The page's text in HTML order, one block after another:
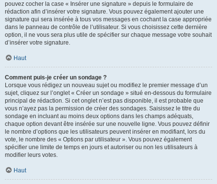
pouvez cocher la case « Insérer une signature » depuis le formulaire de
rédaction afin d’insérer votre signature. Vous pouvez également ajouter une
signature qui sera insérée à tous vos messages en cochant la case appropriée
dans le panneau de contrôle de l’utilisateur. Si vous choisissez cette dernière
option, il ne vous sera plus utile de spécifier sur chaque message votre souhait
d’insérer votre signature.
Haut
Comment puis-je créer un sondage ?
Lorsque vous rédigez un nouveau sujet ou modifiez le premier message d’un
sujet, cliquez sur l’onglet « Créer un sondage » situé en-dessous du formulaire
principal de rédaction. Si cet onglet n’est pas disponible, il est probable que
vous n’ayez pas la permission de créer des sondages. Saisissez le titre du
sondage en incluant au moins deux options dans les champs adéquats,
chaque option devant être insérée sur une nouvelle ligne. Vous pouvez définir
le nombre d’options que les utilisateurs peuvent insérer en modifiant, lors du
vote, le nombre des « Options par utilisateur ». Vous pouvez également
spécifier une limite de temps en jours et autoriser ou non les utilisateurs à
modifier leurs votes.
Haut